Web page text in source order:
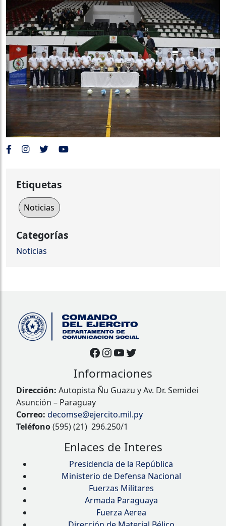
Etiquetas
Noticias
Categorías
Noticias
Facebook
Instagram
YouTube
Twitter
Informaciones
Dirección: Autopista Ñu Guazu y Av. Dr. Semidei
Asunción – Paraguay
Correo: decomse@ejercito.mil.py
Teléfono(595) (21) 296.250/1
Enlaces de Interes
Presidencia de la República
Ministerio de Defensa Nacional
Fuerzas Militares
Armada Paraguaya
Fuerza Aerea